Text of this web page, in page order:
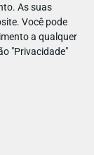
As suas
Você pode
a qualquer
"Privacidade"